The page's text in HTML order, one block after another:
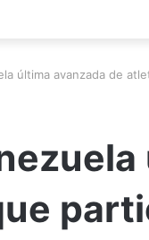
última avanzada de